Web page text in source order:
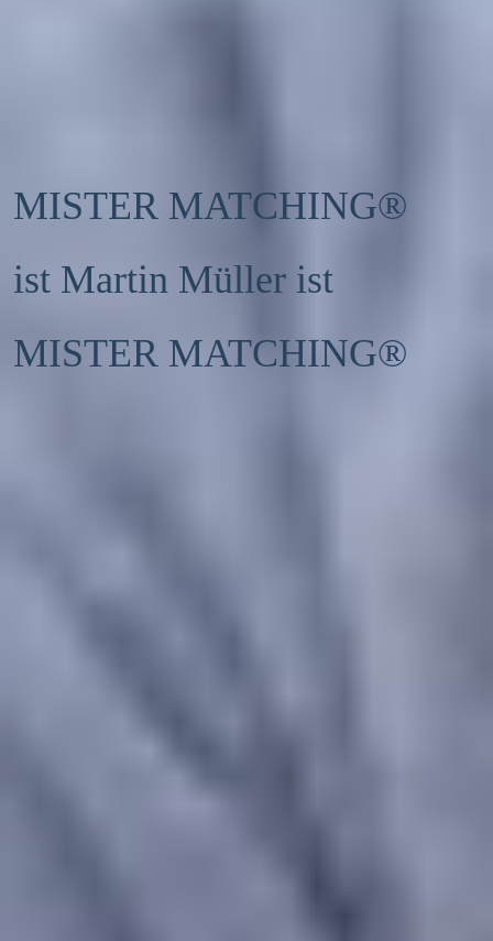
MISTER MATCHING®
ist Martin Müller ist
MISTER MATCHING®